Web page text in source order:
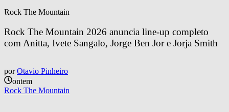
Rock The Mountain
Rock The Mountain 2026 anuncia line-up completo
com Anitta, Ivete Sangalo, Jorge Ben Jor e Jorja Smith
por Otavio Pinheiro
ontem
Rock The Mountain